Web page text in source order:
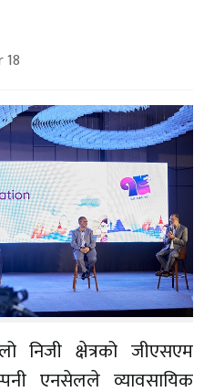
निजी क्षेत्रको जीएसएम
एनसेलले व्यावसायिक